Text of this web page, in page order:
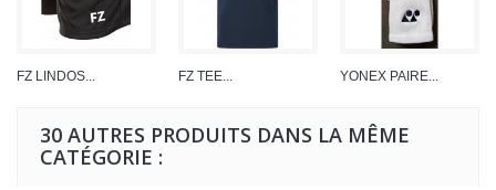
FZ LINDOS... FZ TEE... YONEX PAIRE...
30 AUTRES PRODUITS DANS LA MÊME
CATÉGORIE :